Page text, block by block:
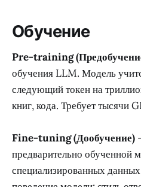
Обучение
Pre-training
обучения LLM. Модель
следующий токен на
книг, кода. Требует тысячи
Fine-tuning (Дообучение)
предварительно обученной
специализированных